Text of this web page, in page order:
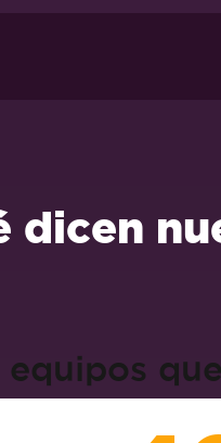
dicen
equipos